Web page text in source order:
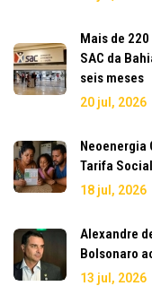
Mais de
SAC da
seis meses
20 jul, 2026
Neoenergia
Tarifa
18 jul, 2026
Alexandre
Bolsonaro
13 jul, 2026